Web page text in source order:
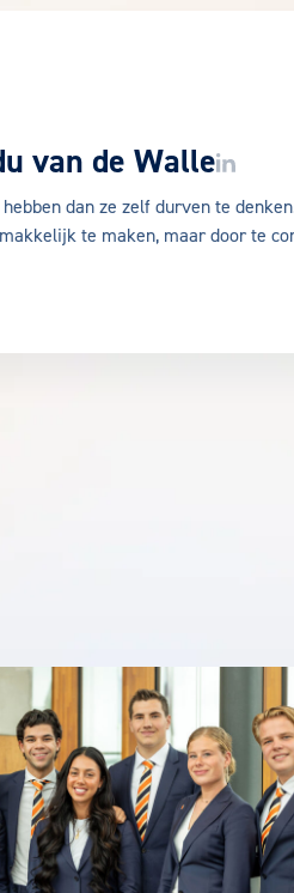
van de WalleLinkedIn
dan ze zelf durven te
te maken, maar door te